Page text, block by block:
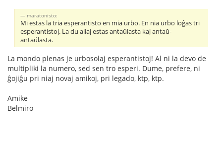
maratonisto:
Mi estas la tria esperantisto en mia urbo. En nia urbo loĝas tri
esperantistoj. La du aliaj estas antaŭlasta kaj antaŭ-
antaŭlasta.
La mondo plenas je urbosolaj esperantistoj! Al ni la devo de
multipliki la numero, sed sen tro esperi. Dume, prefere, ni
ĝojiĝu pri niaj novaj amikoj, pri legado, ktp, ktp.
Amike
Belmiro